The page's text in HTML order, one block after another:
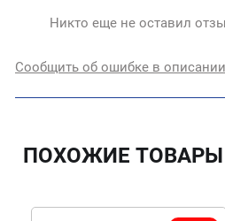
Никто еще не оставил
Сообщить об ошибке в
ПОХОЖИЕ ТОВАРЫ